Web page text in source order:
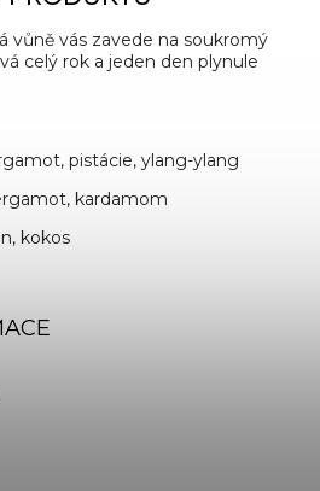
vůně vás zavede na soukromý
celý rok a jeden den plynule
pistácie, ylang-ylang
kardamom
kokos